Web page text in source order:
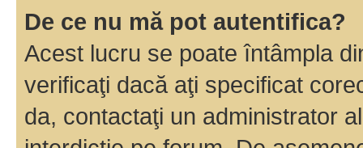
De ce nu mă pot autentifica?
Acest lucru se poate întâmpla
verificaţi dacă aţi specificat
da, contactaţi un administrator